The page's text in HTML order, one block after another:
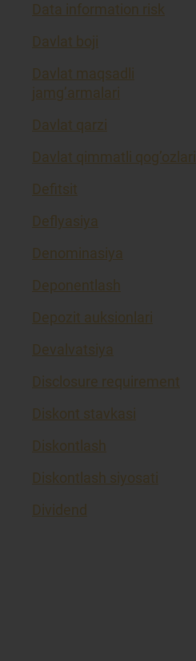
Data information risk
Davlat boji
Davlat maqsadli
jamg’armalari
Davlat qarzi
Davlat qimmatli qog’ozlari
Defitsit
Deflyasiya
Denominasiya
Deponentlash
Depozit auksionlari
Devalvatsiya
Disclosure requirement
Diskont stavkasi
Diskontlash
Diskontlash siyosati
Dividend